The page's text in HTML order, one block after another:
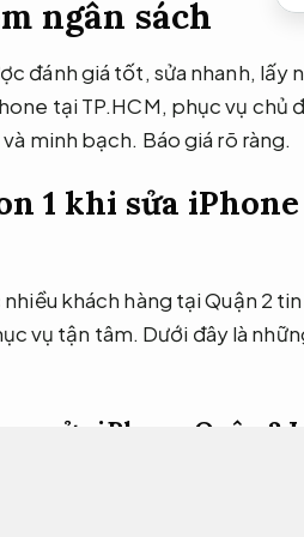
ngân sách
đánh giá tốt, sửa nhanh, lấy
tại TP.HCM, phục vụ chủ
minh bạch. Báo giá rõ ràng.
1 khi sửa iPhone
khách hàng tại Quận 2
vụ tận tâm. Dưới đây là
sửa iPhone Quận 2